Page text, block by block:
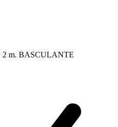
m. BASCULANTE